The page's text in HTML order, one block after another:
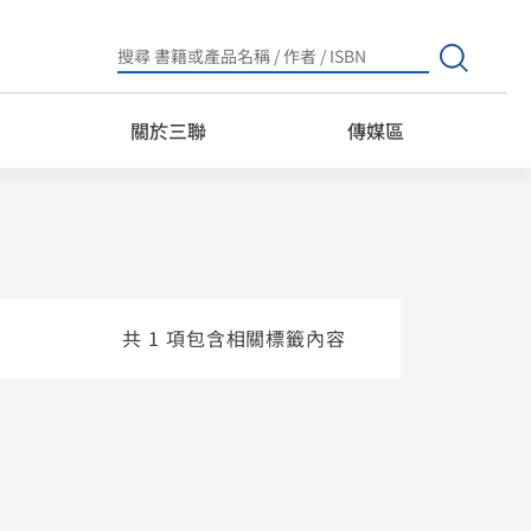
Search
for:
關於三聯 傳媒區
共 1 項包含相關標籤內容